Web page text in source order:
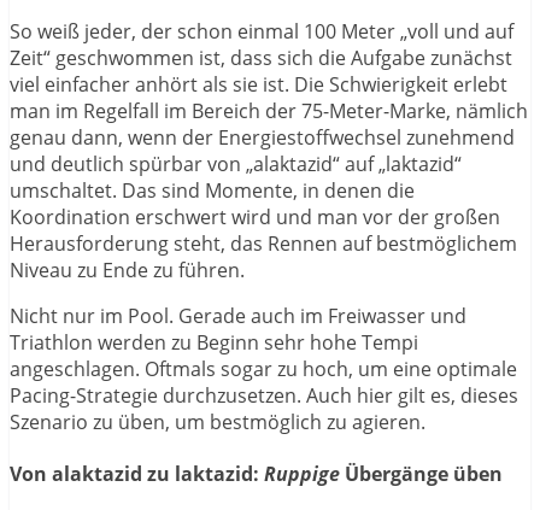
So weiß jeder, der schon einmal 100 Meter „voll und auf
Zeit“ geschwommen ist, dass sich die Aufgabe zunächst
viel einfacher anhört als sie ist. Die Schwierigkeit erlebt
man im Regelfall im Bereich der 75-Meter-Marke, nämlich
genau dann, wenn der Energiestoffwechsel zunehmend
und deutlich spürbar von „alaktazid“ auf „laktazid“
umschaltet. Das sind Momente, in denen die
Koordination erschwert wird und man vor der großen
Herausforderung steht, das Rennen auf bestmöglichem
Niveau zu Ende zu führen.
Nicht nur im Pool. Gerade auch im Freiwasser und
Triathlon werden zu Beginn sehr hohe Tempi
angeschlagen. Oftmals sogar zu hoch, um eine optimale
Pacing-Strategie durchzusetzen. Auch hier gilt es, dieses
Szenario zu üben, um bestmöglich zu agieren.
Von alaktazid zu laktazid: Ruppige Übergänge üben